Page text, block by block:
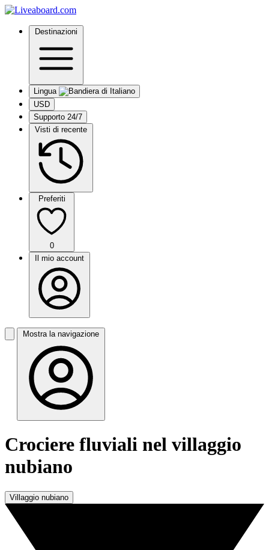
Destinazioni
Lingua
USD
Supporto 24/7
Visti di recente
Preferiti
0
Il mio account
Mostra la navigazione
Crociere fluviali nel villaggio
nubiano
Villaggio nubiano